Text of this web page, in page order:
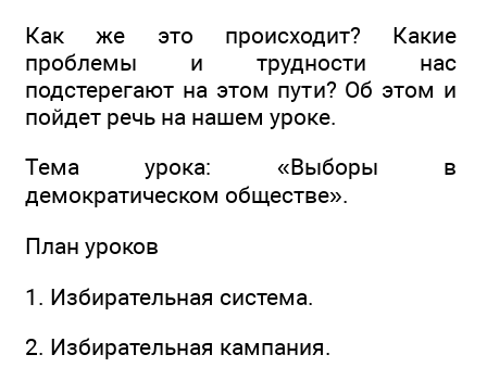
Как же это происходит? Какие
проблемы и трудности нас
подстерегают на этом пути? Об этом и
пойдет речь на нашем уроке.
Тема урока: «Выборы в
демократическом обществе».
План уроков
1. Избирательная система.
2. Избирательная кампания.